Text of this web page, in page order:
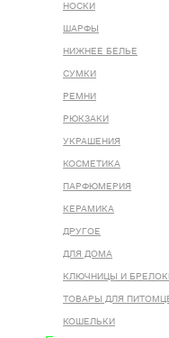
НОСКИ
ШАРФЫ
НИЖНЕЕ БЕЛЬЕ
СУМКИ
РЕМНИ
РЮКЗАКИ
УКРАШЕНИЯ
КОСМЕТИКА
ПАРФЮМЕРИЯ
КЕРАМИКА
ДРУГОЕ
ДЛЯ ДОМА
КЛЮЧНИЦЫ И
ТОВАРЫ ДЛЯ
КОШЕЛЬКИ